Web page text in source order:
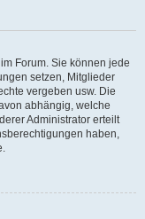
Forum. Sie können jede
setzen, Mitglieder
vergeben usw. Die
abhängig, welche
Administrator erteilt
haben,